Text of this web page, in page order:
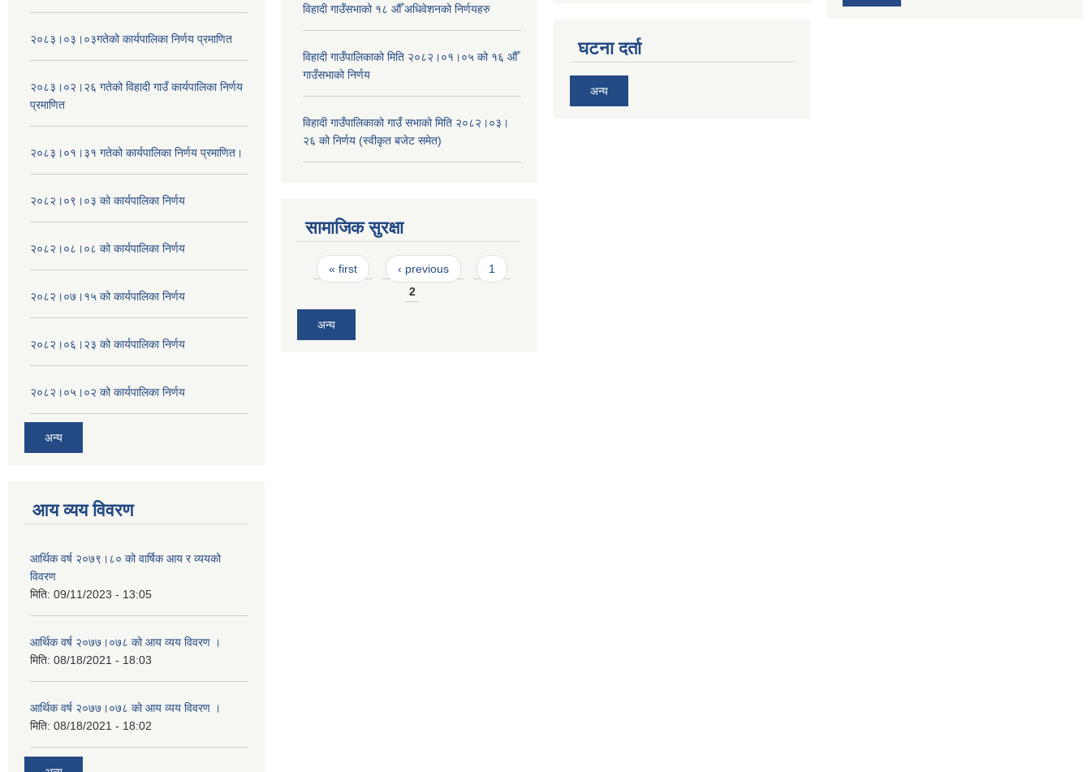
२०८३।०३।०३गतेको कार्यपालिका निर्णय प्रमाणित
२०८३।०२।२६ गतेको विहादी गाउँ कार्यपालिका निर्णय
प्रमाणित
२०८३।०१।३१ गतेको कार्यपालिका निर्णय प्रमाणित।
२०८२।०९।०३ को कार्यपालिका निर्णय
२०८२।०८।०८ को कार्यपालिका निर्णय
२०८२।०७।१५ को कार्यपालिका निर्णय
२०८२।०६।२३ को कार्यपालिका निर्णय
२०८२।०५।०२ को कार्यपालिका निर्णय
अन्य
आय व्यय विवरण
आर्थिक वर्ष २०७९।८० को वार्षिक आय र व्ययको
विवरण
मिति: 09/11/2023 - 13:05
आर्थिक वर्ष २०७७।०७८ को आय व्यय विवरण ।
मिति: 08/18/2021 - 18:03
आर्थिक वर्ष २०७७।०७८ को आय व्यय विवरण ।
मिति: 08/18/2021 - 18:02
विहादी गाउँसभाको १८ औँ अधिवेशनको निर्णयहरु
विहादी गाउँपालिकाको मिति २०८२।०१।०५ को १६ औँ
गाउँसभाको निर्णय
विहादी गाउँपालिकाको गाउँ सभाको मिति २०८२।०३।
२६ को निर्णय (स्वीकृत बजेट समेत)
सामाजिक सुरक्षा
Pages
« first ‹ previous
1
2
अन्य
घटना दर्ता
अन्य